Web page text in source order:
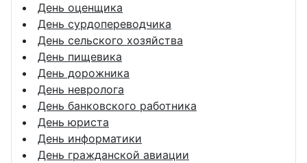
День оценщика
День сурдопереводчика
День сельского хозяйства
День пищевика
День дорожника
День невролога
День банковского работника
День юриста
День информатики
День гражданской авиации